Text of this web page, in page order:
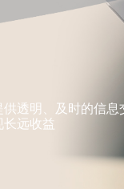
透明、及时的信息
长远收益